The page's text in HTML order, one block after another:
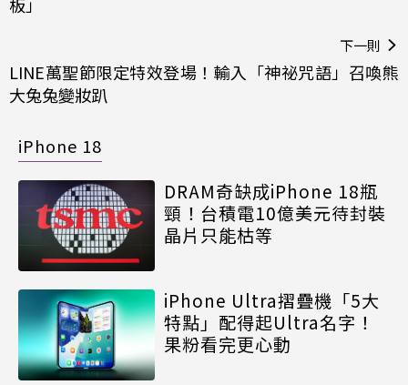
板」
下一則
LINE萬聖節限定特效登場！輸入「神祕咒語」召喚熊
大兔兔變妝趴
iPhone 18
DRAM奇缺成iPhone 18瓶
頸！台積電10億美元待封裝
晶片只能枯等
iPhone Ultra摺疊機「5大
特點」配得起Ultra名字！
果粉看完更心動